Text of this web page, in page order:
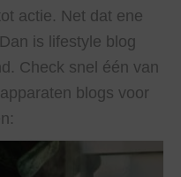
actie. Net dat ene
is lifestyle blog
Check snel één van
blogs voor